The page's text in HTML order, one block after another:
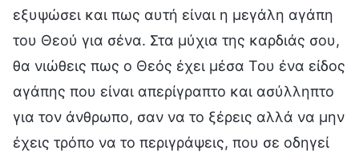
εξυψώσει και πως αυτή είναι η μεγάλη αγάπη
του Θεού για σένα. Στα μύχια της καρδιάς σου,
θα νιώθεις πως ο Θεός έχει μέσα Του ένα είδος
αγάπης που είναι απερίγραπτο και ασύλληπτο
για τον άνθρωπο, σαν να το ξέρεις αλλά να μην
έχεις τρόπο να το περιγράψεις, που σε οδηγεί